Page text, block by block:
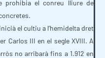
prohibia el conreu lliure de
el cultiu a l’hemidelta dret
Carlos III en el segle XVIII. A
no arribarà fins a 1.912 en